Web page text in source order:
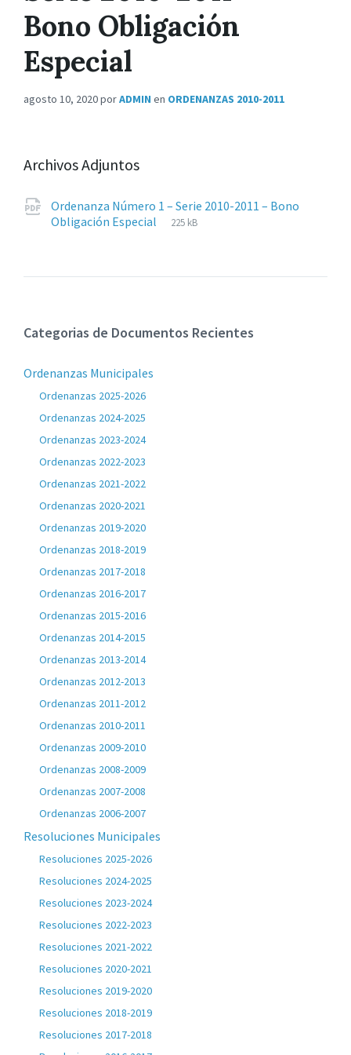
Bono Obligación
Especial
agosto 10, 2020porADMIN en ORDENANZAS 2010-2011
Archivos Adjuntos
Ordenanza Número 1 – Serie 2010-2011 – Bono
Obligación Especial
Extensiones
pdf
Tamaño
225 kB
Categorias de Documentos Recientes
Ordenanzas Municipales
Ordenanzas 2025-2026
Ordenanzas 2024-2025
Ordenanzas 2023-2024
Ordenanzas 2022-2023
Ordenanzas 2021-2022
Ordenanzas 2020-2021
Ordenanzas 2019-2020
Ordenanzas 2018-2019
Ordenanzas 2017-2018
Ordenanzas 2016-2017
Ordenanzas 2015-2016
Ordenanzas 2014-2015
Ordenanzas 2013-2014
Ordenanzas 2012-2013
Ordenanzas 2011-2012
Ordenanzas 2010-2011
Ordenanzas 2009-2010
Ordenanzas 2008-2009
Ordenanzas 2007-2008
Ordenanzas 2006-2007
Resoluciones Municipales
Resoluciones 2025-2026
Resoluciones 2024-2025
Resoluciones 2023-2024
Resoluciones 2022-2023
Resoluciones 2021-2022
Resoluciones 2020-2021
Resoluciones 2019-2020
Resoluciones 2018-2019
Resoluciones 2017-2018